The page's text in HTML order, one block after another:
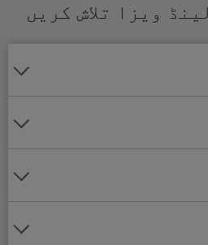
ویزا تلاش کریں